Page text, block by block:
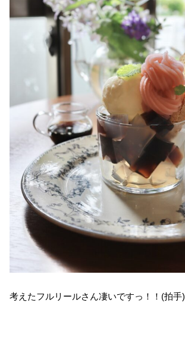
考えたフルリールさん凄いですっ！！(拍手)